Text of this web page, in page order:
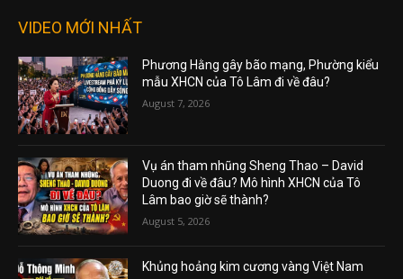
VIDEO MỚI NHẤT
Phương Hằng gây bão mạng, Phường kiểu
mẫu XHCN của Tô Lâm đi về đâu?
August 7, 2026
Vụ án tham nhũng Sheng Thao – David
Duong đi về đâu? Mô hình XHCN của Tô
Lâm bao giờ sẽ thành?
August 5, 2026
Khủng hoảng kim cương vàng Việt Nam